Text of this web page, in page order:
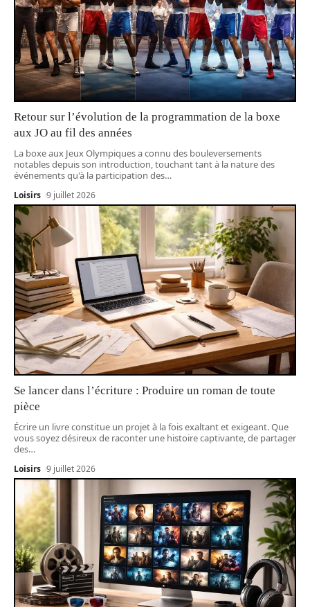
Retour sur l’évolution de la programmation de la boxe
aux JO au fil des années
La boxe aux Jeux Olympiques a connu des bouleversements
notables depuis son introduction, touchant tant à la nature des
événements qu'à la participation des…
Loisirs 9 juillet 2026
Se lancer dans l’écriture : Produire un roman de toute
pièce
Écrire un livre constitue un projet à la fois exaltant et exigeant. Que
vous soyez désireux de raconter une histoire captivante, de partager
des…
Loisirs 9 juillet 2026